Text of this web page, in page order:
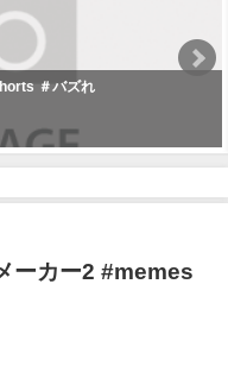
＃バズれ
ーカー2 #memes